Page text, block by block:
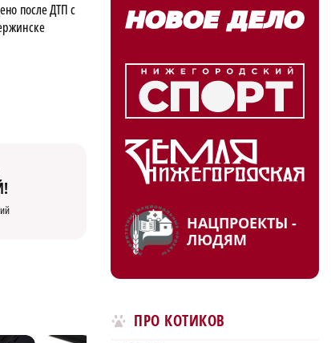
после ДТП с
НАЦПРОЕКТЫ -
ЛЮДЯМ
ПРО КОТИКОВ